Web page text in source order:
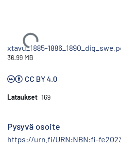
Ladataan...
xtavu_1885-
36.99 MB
CC BY 4.0
Lataukset 169
Pysyvä osoite
https://urn.fi/URN:NBN:fi-